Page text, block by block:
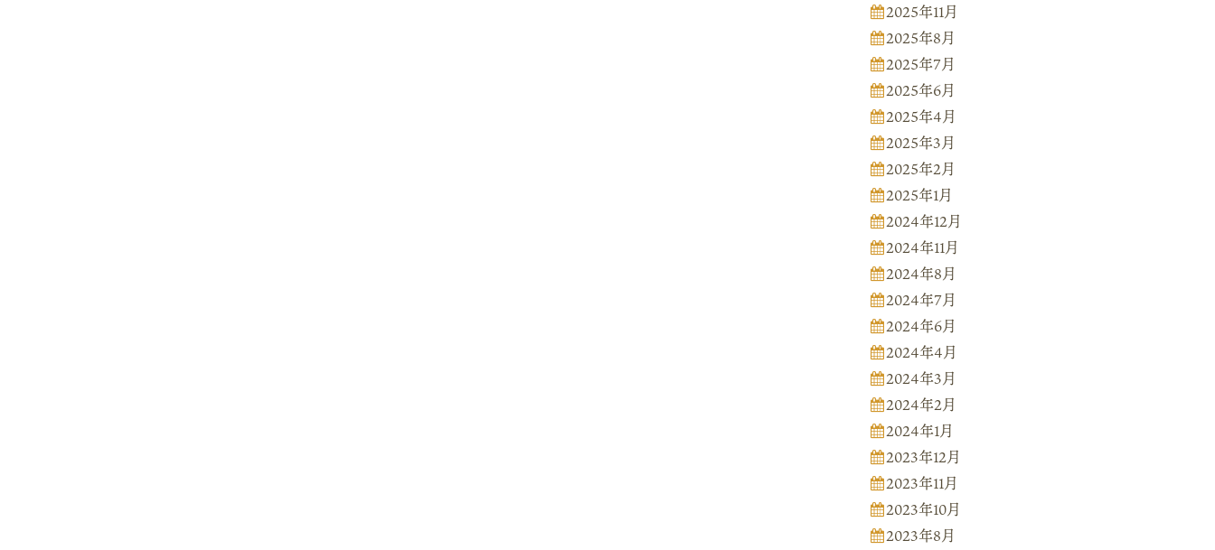
2025年11月
2025年8月
2025年7月
2025年6月
2025年4月
2025年3月
2025年2月
2025年1月
2024年12月
2024年11月
2024年8月
2024年7月
2024年6月
2024年4月
2024年3月
2024年2月
2024年1月
2023年12月
2023年11月
2023年10月
2023年8月